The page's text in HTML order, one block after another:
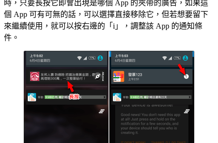
時，只要長按它即會出現是哪個 App 的夾帶的廣告，如果這
個 App 可有可無的話，可以選擇直接移除它，但若想要留下
來繼續使用，就可以按右邊的「i」，調整該 App 的通知條
件。